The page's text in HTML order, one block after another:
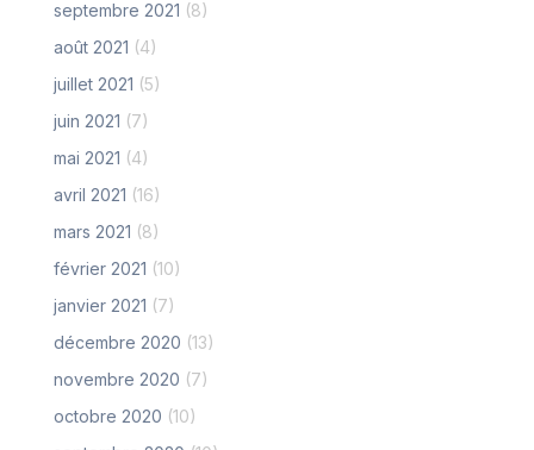
septembre 2021 (8)
août 2021 (4)
juillet 2021 (5)
juin 2021 (7)
mai 2021 (4)
avril 2021 (16)
mars 2021 (8)
février 2021 (10)
janvier 2021 (7)
décembre 2020 (13)
novembre 2020 (7)
octobre 2020 (10)